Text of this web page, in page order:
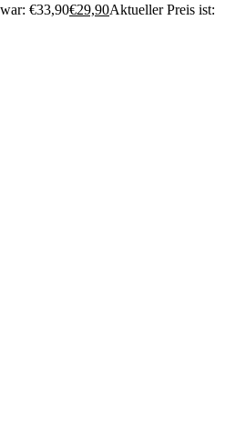
€33,90€29,90Aktueller Preis ist: